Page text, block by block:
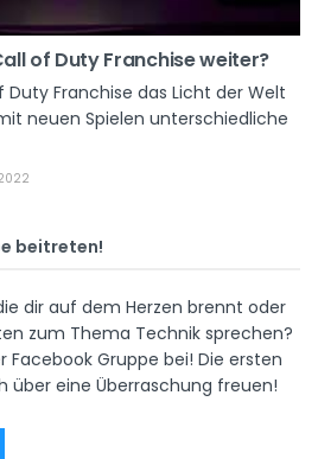
of Duty Franchise weiter?
Duty Franchise das Licht der Welt
neuen Spielen unterschiedliche
beitreten!
dir auf dem Herzen brennt oder
zum Thema Technik sprechen?
Gruppe bei! Die ersten
über eine Überraschung freuen!